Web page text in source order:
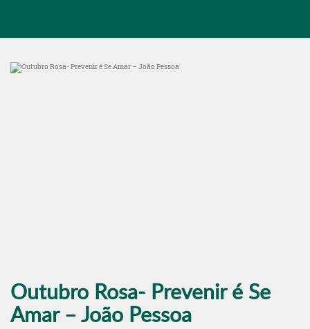
Outubro Rosa- Prevenir é Se
Amar – João Pessoa